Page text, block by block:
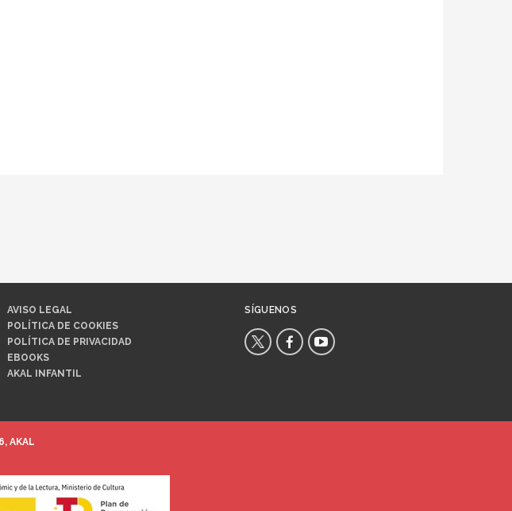
AVISO LEGAL
POLÍTICA DE COOKIES
POLÍTICA DE PRIVACIDAD
EBOOKS
AKAL INFANTIL
SÍGUENOS
AKAL